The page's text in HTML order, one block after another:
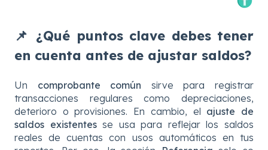
📌 ¿Qué puntos clave debes tener
en cuenta antes de ajustar saldos?
Un comprobante común sirve para registrar
transacciones regulares como depreciaciones,
deterioro o provisiones. En cambio, el ajuste de
saldos existentesse usa para reflejar los saldos
reales de cuentas con usos automáticos en tus